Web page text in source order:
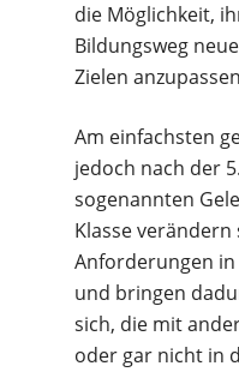
die Möglichkeit,
Bildungsweg
Zielen
Am einfachsten
jedoch nach der
sogenannten
Klasse verändern
Anforderungen
und bringen
sich, die mit
oder gar nicht in